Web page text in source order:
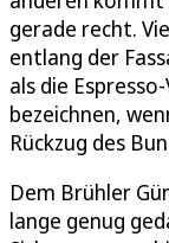
gerade recht.
entlang der
als die
bezeichnen,
Rückzug des
Dem Brühler
lange genug